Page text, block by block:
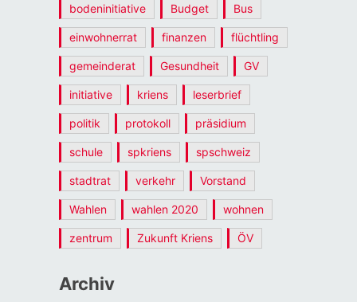
bodeninitiative Budget Bus
einwohnerrat finanzen flüchtling
gemeinderat Gesundheit GV
initiative kriens leserbrief
politik protokoll präsidium
schule spkriens spschweiz
stadtrat verkehr Vorstand
Wahlen wahlen 2020 wohnen
zentrum Zukunft Kriens ÖV
Archiv